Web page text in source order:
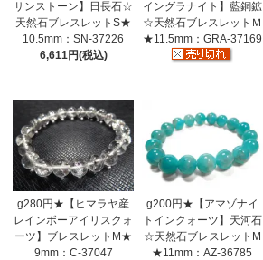
サンストーン】日長石☆
天然石ブレスレットS★
10.5mm：SN-37226
6,611円(税込)
イングラナイト】藍銅鉱
☆天然石ブレスレットＭ
★11.5mm：GRA-37169
g280円★【ヒマラヤ産
レインボーアイリスクォ
ーツ】ブレスレットM★
9mm：C-37047
g200円★【アマゾナイ
トインクォーツ】天河石
☆天然石ブレスレットM
★11mm：AZ-36785